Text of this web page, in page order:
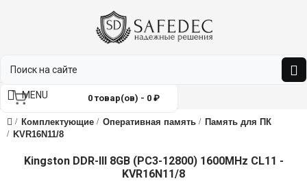
0 товар(ов) - 0 ₽
MENU
Комплектующие Оперативная память
Память для ПК
KVR16N11/8
Kingston DDR-III 8GB (PC3-12800) 1600MHz CL11 -
KVR16N11/8